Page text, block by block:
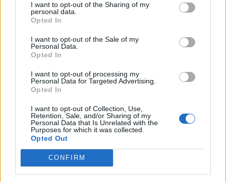
I want to opt-out of the Sharing of my
personal data.
Opted In
I want to opt-out of the Sale of my
Personal Data.
Opted In
I want to opt-out of processing my
Personal Data for Targeted Advertising.
Opted In
I want to opt-out of Collection, Use,
Retention, Sale, and/or Sharing of my
Personal Data that Is Unrelated with the
Purposes for which it was collected.
Opted Out
CONFIRM
lelkiekben és emberileg is
érettebbé válhatnak, így
mikor visszatérnek saját
tudással tudják szolgálni
– Hogyan boldogul egy székely
gyökerekkel rendelkező pap itt,
Rómában, ebben az erősen
multikulturális közegben?